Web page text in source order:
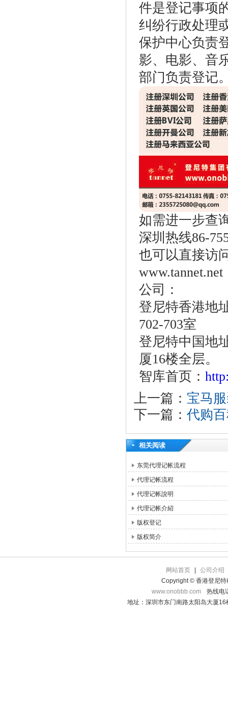
件是登记事项
纠纷行政处理
保护中心负责
影、电影、音
部门负责登记
如需进一步查
深圳热线86-
也可以直接访
公司：
登尼特香港地
702-703室
登尼特中国地
厦16楼全层。
智库首页：
上一篇： 宝马
下一篇： 代购
相关阅读
东莞代理记帐流程
代理记帐流程
代理记帐說明
代理记帐介紹
版权登记
版权简介
网站首页
公司介绍
Copyright © 香港登尼特
www.onobbb.com
热线电
地址：深圳市东门南路太阳岛大厦